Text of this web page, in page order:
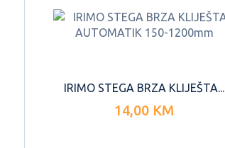
IRIMO STEGA BRZA KLIJEŠTA...
14,00 KM